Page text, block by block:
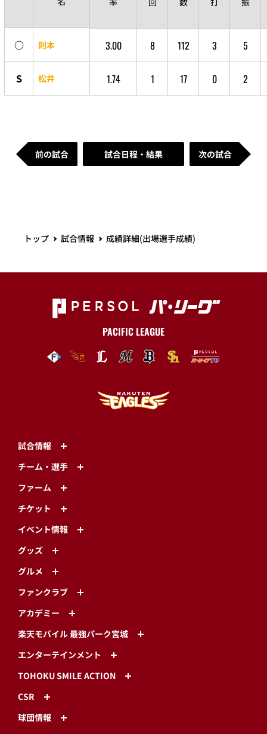
○ 則本 3.00 8 112 3 5
S 松井 1.74 1 17 0 2
前の試合 試合日程・結果 次の試合
トップ 試合情報 成績詳細(出場選手成績)
PACIFIC LEAGUE
試合情報
チーム・選手
ファーム
チケット
イベント情報
グッズ
グルメ
ファンクラブ
アカデミー
楽天モバイル 最強パーク宮城
エンターテインメント
TOHOKU SMILE ACTION
CSR
球団情報